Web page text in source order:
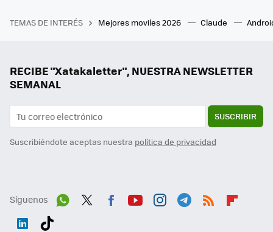
TEMAS DE INTERÉS Mejores moviles 2026 Claude
RECIBE "Xatakaletter", NUESTRA NEWSLETTER
SEMANAL
SUSCRIBIR
Suscribiéndote aceptas nuestra política de privacidad
Síguenos